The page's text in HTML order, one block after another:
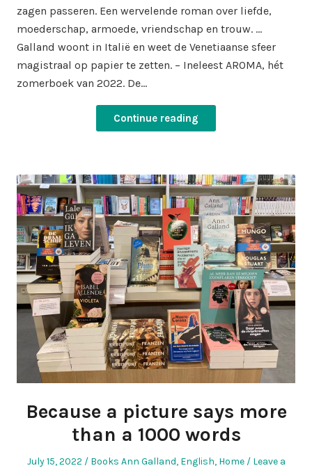
zagen passeren. Een wervelende roman over liefde,
moederschap, armoede, vriendschap en trouw. …
Galland woont in Italië en weet de Venetiaanse sfeer
magistraal op papier te zetten. – Ineleest AROMA, hét
zomerboek van 2022. De…
Continue reading
Because a picture says more
than a 1000 words
Posted
July 15, 2022
Posted
Books Ann Galland, English, Home
Leave a